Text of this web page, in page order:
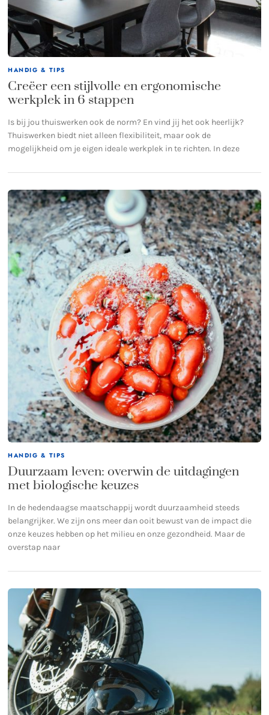
HANDIG & TIPS
Creëer een stijlvolle en ergonomische
werkplek in 6 stappen
Is bij jou thuiswerken ook de norm? En vind jij het ook heerlijk?
Thuiswerken biedt niet alleen flexibiliteit, maar ook de
mogelijkheid om je eigen ideale werkplek in te richten. In deze
HANDIG & TIPS
Duurzaam leven: overwin de uitdagingen
met biologische keuzes
In de hedendaagse maatschappij wordt duurzaamheid steeds
belangrijker. We zijn ons meer dan ooit bewust van de impact die
onze keuzes hebben op het milieu en onze gezondheid. Maar de
overstap naar